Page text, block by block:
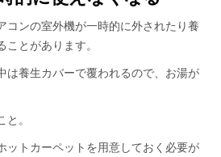
コンの室外機が一時的に外されたり養
とがあります。
は養生カバーで覆われるので、お湯が
。
ットカーペットを用意しておく必要が